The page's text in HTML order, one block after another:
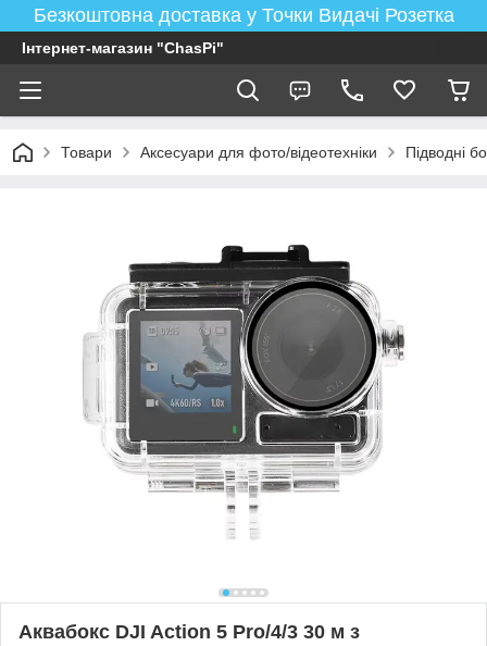
Безкоштовна доставка у Точки Видачі Розетка
Інтернет-магазин "ChasPi"
Товари Аксесуари для фото/відеотехніки Підводні
Аквабокс DJI Action 5 Pro/4/3 30 м з